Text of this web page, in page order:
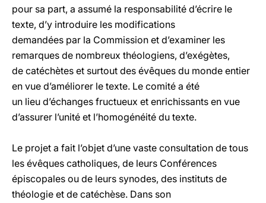
pour sa part, a assumé la responsabilité d’écrire le
texte, d’y introduire les modifications
demandées par la Commission et d’examiner les
remarques de nombreux théologiens, d’exégètes,
de catéchètes et surtout des évêques du monde entier
en vue d’améliorer le texte. Le comité a été
un lieu d’échanges fructueux et enrichissants en vue
d’assurer l’unité et l’homogénéité du texte.
Le projet a fait l’objet d’une vaste consultation de tous
les évêques catholiques, de leurs Conférences
épiscopales ou de leurs synodes, des instituts de
théologie et de catéchèse. Dans son